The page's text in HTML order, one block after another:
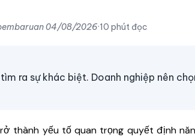
04/08/2026·10 phút đọc
ra sự khác biệt. Doanh nghiệp nên
thành yếu tố quan trọng quyết định